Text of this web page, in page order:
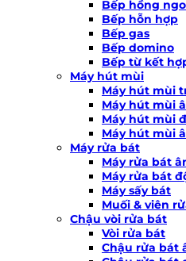
Bếp hồng
Bếp hỗn hợp
Bếp gas
Bếp domino
Bếp từ kết
Máy hút mùi
Máy hút mùi
Máy hút mùi
Máy hút mùi
Máy hút mùi
Máy rửa bát
Máy rửa bát
Máy rửa bát
Máy sấy bát
Muối & viên
Chậu vòi rửa bát
Vòi rửa bát
Chậu rửa bát